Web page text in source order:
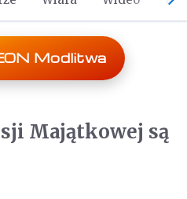
Modlitwa
Majątkowej są